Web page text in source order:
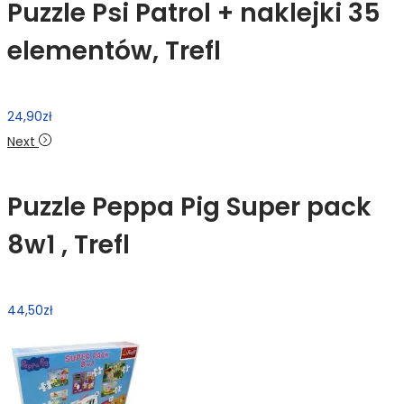
Puzzle Psi Patrol + naklejki 35
elementów, Trefl
24,90zł
Next
Puzzle Peppa Pig Super pack
8w1 , Trefl
44,50zł